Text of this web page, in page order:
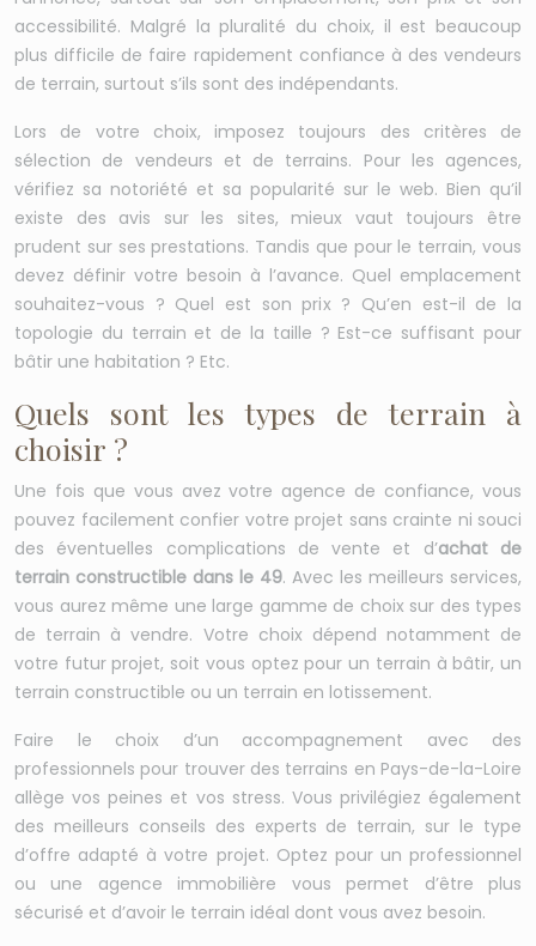
accessibilité. Malgré la pluralité du choix, il est beaucoup
plus difficile de faire rapidement confiance à des vendeurs
de terrain, surtout s’ils sont des indépendants.
Lors de votre choix, imposez toujours des critères de
sélection de vendeurs et de terrains. Pour les agences,
vérifiez sa notoriété et sa popularité sur le web. Bien qu’il
existe des avis sur les sites, mieux vaut toujours être
prudent sur ses prestations. Tandis que pour le terrain, vous
devez définir votre besoin à l’avance. Quel emplacement
souhaitez-vous ? Quel est son prix ? Qu’en est-il de la
topologie du terrain et de la taille ? Est-ce suffisant pour
bâtir une habitation ? Etc.
Quels sont les types de terrain à
choisir ?
Une fois que vous avez votre agence de confiance, vous
pouvez facilement confier votre projet sans crainte ni souci
des éventuelles complications de vente et d’achat de
terrain constructible dans le 49. Avec les meilleurs services,
vous aurez même une large gamme de choix sur des types
de terrain à vendre. Votre choix dépend notamment de
votre futur projet, soit vous optez pour un terrain à bâtir, un
terrain constructible ou un terrain en lotissement.
Faire le choix d’un accompagnement avec des
professionnels pour trouver des terrains en Pays-de-la-Loire
allège vos peines et vos stress. Vous privilégiez également
des meilleurs conseils des experts de terrain, sur le type
d’offre adapté à votre projet. Optez pour un professionnel
ou une agence immobilière vous permet d’être plus
sécurisé et d’avoir le terrain idéal dont vous avez besoin.